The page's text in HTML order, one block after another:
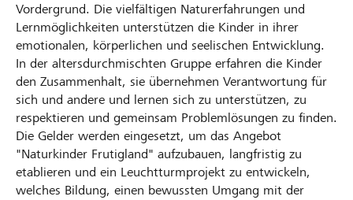
Vordergrund. Die vielfältigen Naturerfahrungen und
Lernmöglichkeiten unterstützen die Kinder in ihrer
emotionalen, körperlichen und seelischen Entwicklung.
In der altersdurchmischten Gruppe erfahren die Kinder
den Zusammenhalt, sie übernehmen Verantwortung für
sich und andere und lernen sich zu unterstützen, zu
respektieren und gemeinsam Problemlösungen zu finden.
Die Gelder werden eingesetzt, um das Angebot
"Naturkinder Frutigland" aufzubauen, langfristig zu
etablieren und ein Leuchtturmprojekt zu entwickeln,
welches Bildung, einen bewussten Umgang mit der